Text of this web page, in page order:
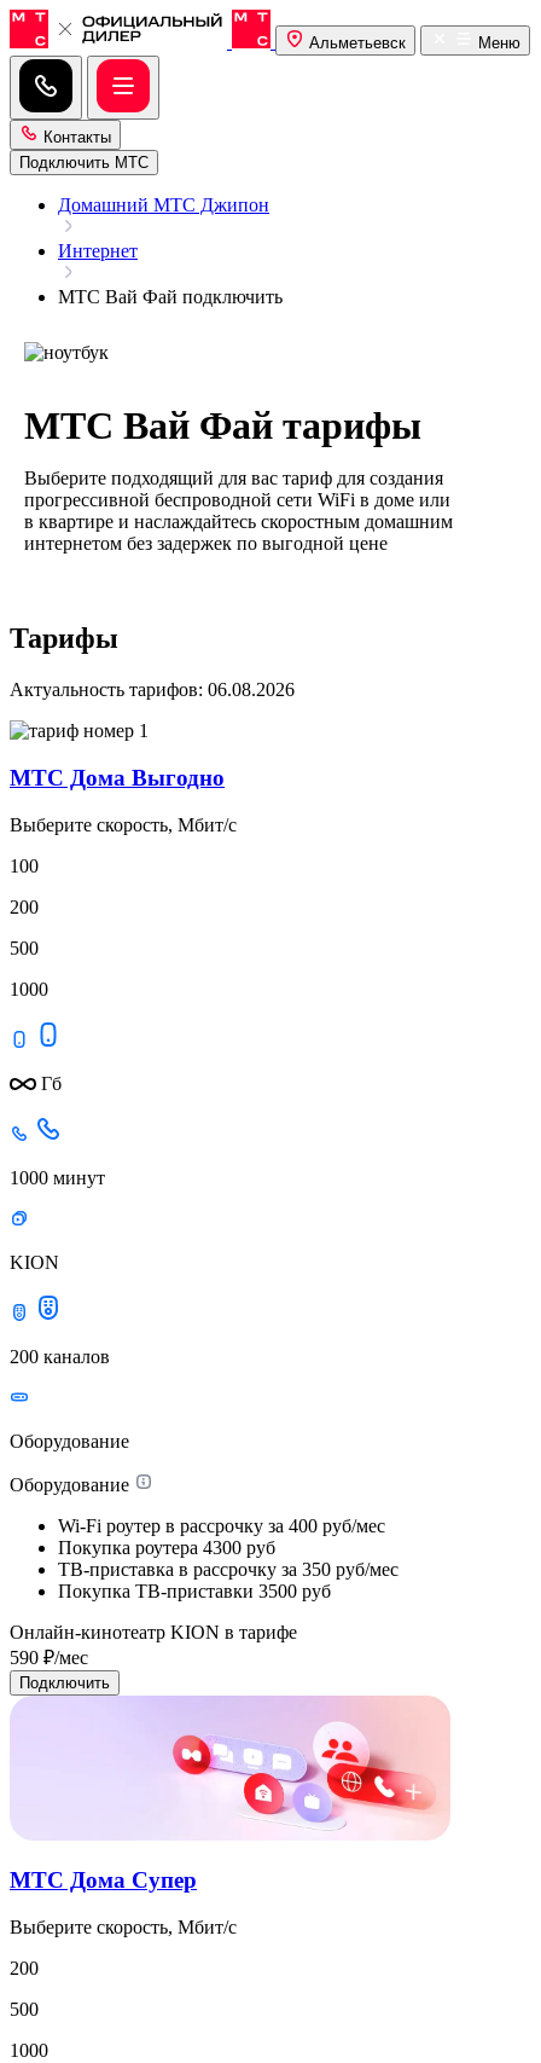
Альметьевск Меню
Контакты
Подключить МТС
Домашний МТС Джипон
Интернет
МТС Вай Фай подключить
МТС Вай Фай тарифы
Выберите подходящий для вас тариф для создания
прогрессивной беспроводной сети WiFi в доме или
в квартире и наслаждайтесь скоростным домашним
интернетом без задержек по выгодной цене
Тарифы
Актуальность тарифов: 06.08.2026
МТС Дома Выгодно
Выберите скорость, Мбит/с
100
200
500
1000
Гб
1000 минут
KION
200 каналов
Оборудование
Оборудование
Wi-Fi роутер в рассрочку за 400 руб/мес
Покупка роутера 4300 руб
ТВ-приставка в рассрочку за 350 руб/мес
Покупка ТВ-приставки 3500 руб
Онлайн-кинотеатр KION в тарифе
590 ₽/мес
Подключить
МТС Дома Супер
Выберите скорость, Мбит/с
200
500
1000